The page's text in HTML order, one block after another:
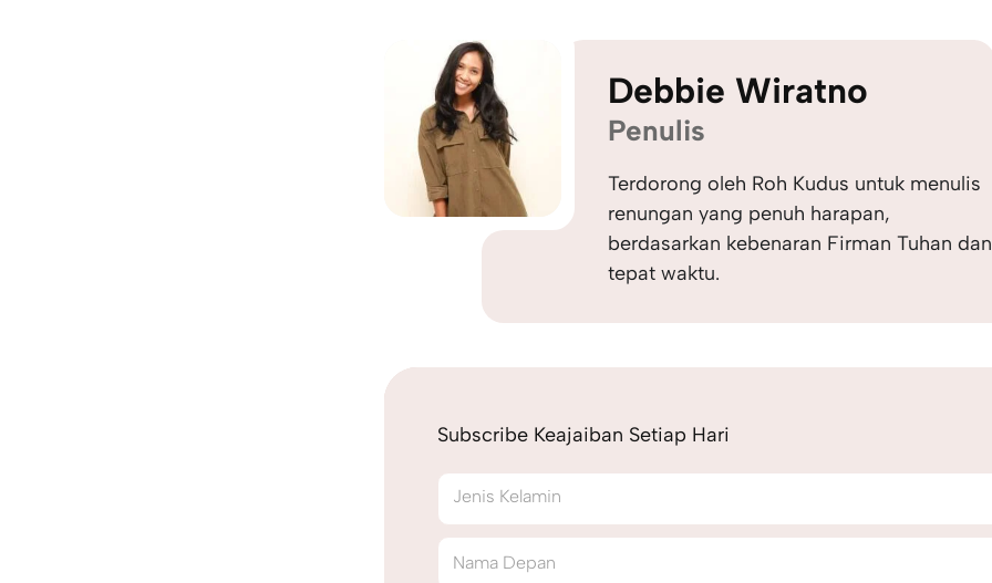
Debbie Wiratno
Penulis
Terdorong oleh Roh Kudus untuk menulis
renungan yang penuh harapan,
berdasarkan kebenaran Firman Tuhan dan
tepat waktu.
Subscribe Keajaiban Setiap Hari
Jenis Kelamin
Nama Depan